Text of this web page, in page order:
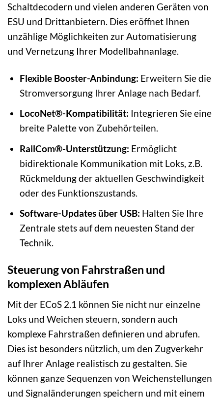
Schaltdecodern und vielen anderen Geräten von
ESU und Drittanbietern. Dies eröffnet Ihnen
unzählige Möglichkeiten zur Automatisierung
und Vernetzung Ihrer Modellbahnanlage.
Flexible Booster-Anbindung: Erweitern Sie die
Stromversorgung Ihrer Anlage nach Bedarf.
LocoNet®-Kompatibilität: Integrieren Sie eine
breite Palette von Zubehörteilen.
RailCom®-Unterstützung: Ermöglicht
bidirektionale Kommunikation mit Loks, z.B.
Rückmeldung der aktuellen Geschwindigkeit
oder des Funktionszustands.
Software-Updates über USB: Halten Sie Ihre
Zentrale stets auf dem neuesten Stand der
Technik.
Steuerung von Fahrstraßen und
komplexen Abläufen
Mit der ECoS 2.1 können Sie nicht nur einzelne
Loks und Weichen steuern, sondern auch
komplexe Fahrstraßen definieren und abrufen.
Dies ist besonders nützlich, um den Zugverkehr
auf Ihrer Anlage realistisch zu gestalten. Sie
können ganze Sequenzen von Weichenstellungen
und Signaländerungen speichern und mit einem